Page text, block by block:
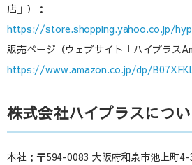
店」）：
https://store.shopping.yahoo.co.jp/
販売ページ（ウェブサイト「ハイプラス
https://www.amazon.co.jp/dp/
株式会社ハイプラスにつ
本社：〒594-0083 大阪府和泉市池上町